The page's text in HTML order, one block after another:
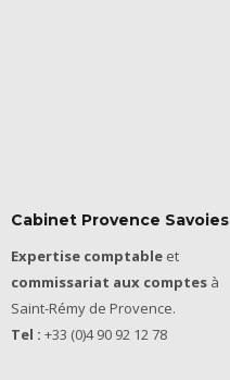
Cabinet Provence Savoies
Expertise comptable et
commissariat aux comptes à
Saint-Rémy de Provence.
Tel : +33 (0)4 90 92 12 78